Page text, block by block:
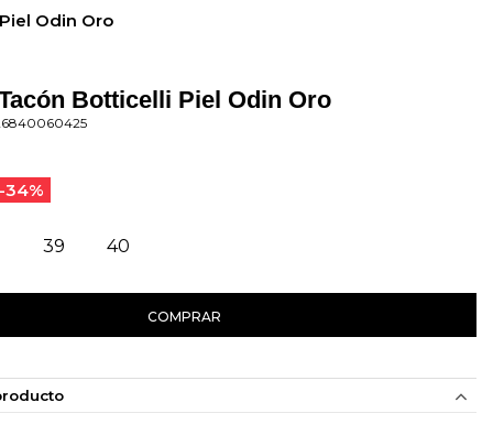
Odin Oro
Botticelli Piel Odin Oro
34%
39 40
COMPRAR